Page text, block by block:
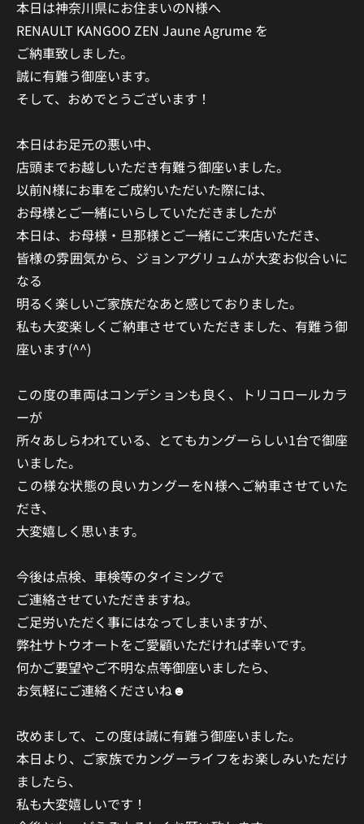
本日は神奈川県にお住まいのN様へ
RENAULT KANGOO ZEN Jaune Agrume を
ご納車致しました。
誠に有難う御座います。
そして、おめでとうございます！
本日はお足元の悪い中、
店頭までお越しいただき有難う御座いました。
以前N様にお車をご成約いただいた際には、
お母様とご一緒にいらしていただきましたが
本日は、お母様・旦那様とご一緒にご来店いただき、
皆様の雰囲気から、ジョンアグリュムが大変お似合いに
なる
明るく楽しいご家族だなあと感じておりました。
私も大変楽しくご納車させていただきました、有難う御
座います(^^)
この度の車両はコンデションも良く、トリコロールカラ
ーが
所々あしらわれている、とてもカングーらしい1台で御座
いました。
この様な状態の良いカングーをN様へご納車させていた
だき、
大変嬉しく思います。
今後は点検、車検等のタイミングで
ご連絡させていただきますね。
ご足労いただく事にはなってしまいますが、
弊社サトウオートをご愛顧いただければ幸いです。
何かご要望やご不明な点等御座いましたら、
お気軽にご連絡くださいね☻
改めまして、この度は誠に有難う御座いました。
本日より、ご家族でカングーライフをお楽しみいただけ
ましたら、
私も大変嬉しいです！